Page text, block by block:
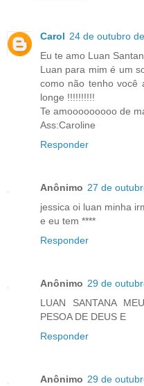
Carol 24 de outubro
Eu te amo Luan
Luan para mim é um
como não tenho você
longe !!!!!!!!!!
Te amooooooooo de
Ass:Caroline
Responder
Anônimo 27 de
jessica oi luan minha
e eu tem ****
Responder
Anônimo 29 de
LUAN SANTANA
PESOA DE DEUS E
Responder
Anônimo 29 de